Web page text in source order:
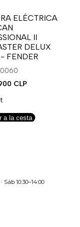
ELÉCTRICA
II
DELUX
FENDER
CLP
a la cesta
Sáb 10:30–14:00